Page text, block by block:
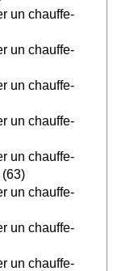
un chauffe-
un chauffe-
un chauffe-
un chauffe-
un chauffe-
un chauffe-
un chauffe-
un chauffe-